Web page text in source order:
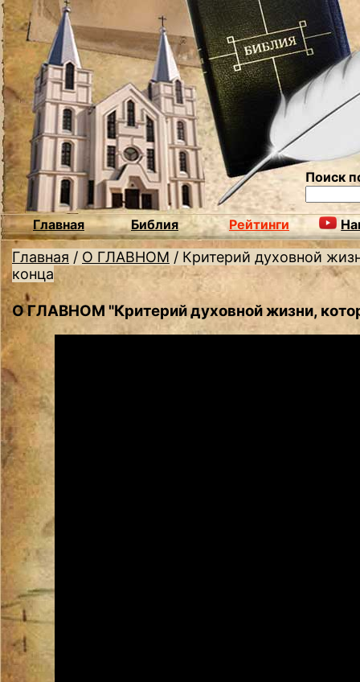
Поиск
Главная Библия Рейтинги
Главная / О ГЛАВНОМ / Критерий духовной
конца
О ГЛАВНОМ "Критерий духовной жизни,